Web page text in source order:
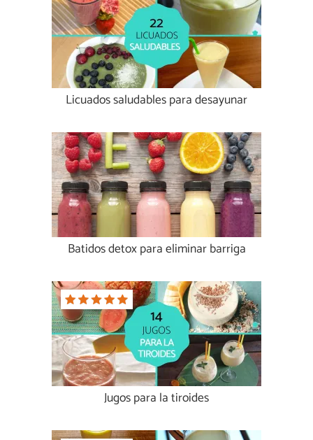
Licuados saludables para desayunar
Batidos detox para eliminar barriga
Jugos para la tiroides